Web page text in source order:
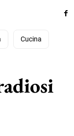
Cucina